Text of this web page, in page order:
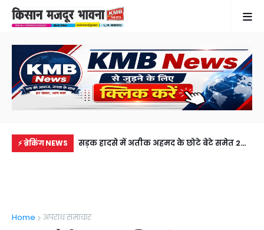
⚡ ब्रेकिंग NEWS
में से नहीं पहुंची एक
सड़क हादसे में अतीक अहमद के छोटे बेटे समेत 2
Home अपराध समाचार